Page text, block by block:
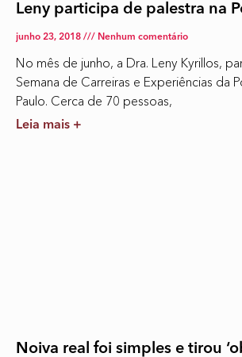
Leny participa de palestra na
junho 23, 2018 Nenhum comentário
No mês de junho, a Dra. Leny Kyrillos,
Semana de Carreiras e Experiências da
Paulo. Cerca de 70 pessoas,
Leia mais +
Noiva real foi simples e tirou